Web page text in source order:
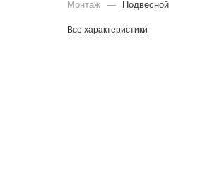
Монтаж — Подвесной
Все характеристики